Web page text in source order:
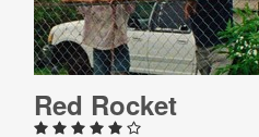
Red Rocket